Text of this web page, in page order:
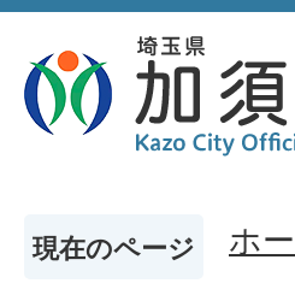
現在のページ ホ